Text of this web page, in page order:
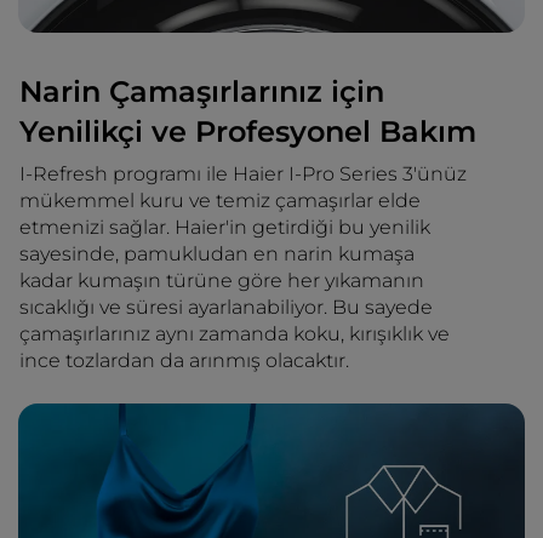
Narin Çamaşırlarınız için
Yenilikçi ve Profesyonel Bakım
I-Refresh programı ile Haier I-Pro Series 3'ünüz
mükemmel kuru ve temiz çamaşırlar elde
etmenizi sağlar. Haier'in getirdiği bu yenilik
sayesinde, pamukludan en narin kumaşa
kadar kumaşın türüne göre her yıkamanın
sıcaklığı ve süresi ayarlanabiliyor. Bu sayede
çamaşırlarınız aynı zamanda koku, kırışıklık ve
ince tozlardan da arınmış olacaktır.